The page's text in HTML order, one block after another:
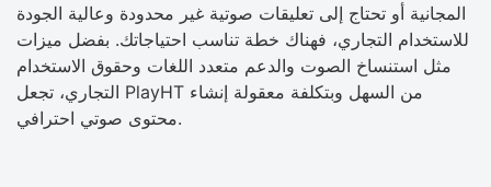
المجانية أو تحتاج إلى تعليقات صوتية غير محدودة وعالية الجودة
للاستخدام التجاري، فهناك خطة تناسب احتياجاتك. بفضل ميزات
مثل استنساخ الصوت والدعم متعدد اللغات وحقوق الاستخدام
التجاري، تجعل PlayHT من السهل وبتكلفة معقولة إنشاء
محتوى صوتي احترافي.